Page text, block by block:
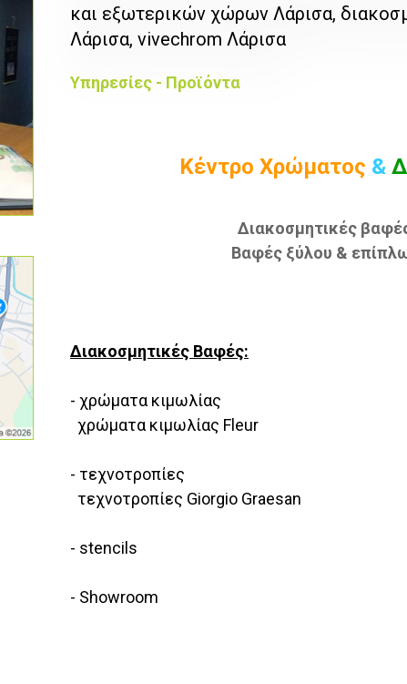
και εξωτερικών χώρων Λάρισα,
Λάρισα, vivechrom Λάρισα
Υπηρεσίες - Προϊόντα
Κέντρο Χρώματος &
Διακοσμητικές
Βαφές ξύλου &
Διακοσμητικές Βαφές:
- χρώματα κιμωλίας
χρώματα κιμωλίας Fleur
- τεχνοτροπίες
τεχνοτροπίες Giorgio Graesan
- stencils
- Showroom